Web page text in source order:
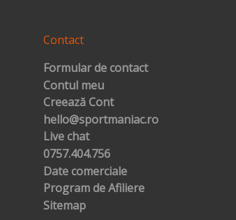
Contact
Formular de contact
Contul meu
Creează Cont
hello@sportmaniac.ro
Live chat
0757.404.756
Date comerciale
Program de Afiliere
Sitemap